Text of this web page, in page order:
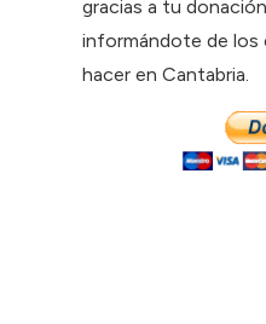
gracias a tu
informándote de los
hacer en Cantabria.